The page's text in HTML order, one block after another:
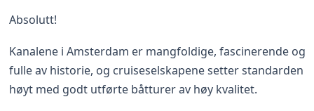
Absolutt!
Kanalene i Amsterdam er mangfoldige, fascinerende og
fulle av historie, og cruiseselskapene setter standarden
høyt med godt utførte båtturer av høy kvalitet.